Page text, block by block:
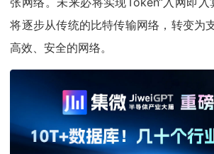
将逐步从传统的比特传输网络，转变为
高效、安全的网络。